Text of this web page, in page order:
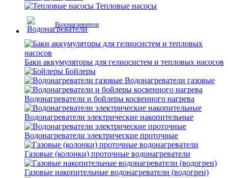
Тепловые насосы
Водонагреватели
Баки аккумуляторы для гелиосистем и тепловых насосов
Бойлеры
Водонагреватели газовые
Водонагреватели и бойлеры косвенного нагрева
Водонагреватели электрические накопительные
Водонагреватели электрические проточные
Газовые (колонки) проточные водонагреватели
Газовые накопительные водонагреватели (водогреи)